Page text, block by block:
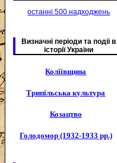
останні 500 надходжень
Визначні періоди та подіі в
історії України
Коліївщина
Трипільська культура
Козацтво
Голодомор (1932-1933 рр.)